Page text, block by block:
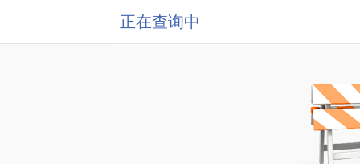
正在查询中